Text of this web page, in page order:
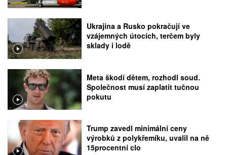
Ukrajina a Rusko pokračují ve
vzájemných útocích, terčem byly
sklady i lodě
Meta škodí dětem, rozhodl soud.
Společnost musí zaplatit tučnou
pokutu
Trump zavedl minimální ceny
výrobků z polykřemíku, uvalil na ně
15procentní clo